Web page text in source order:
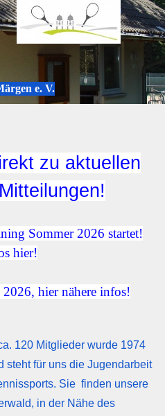
e. V.
zu aktuellen
Sommer 2026 startet!
hier!
hier nähere infos!
120 Mitglieder wurde 1974
für uns die Jugendarbeit
Sie finden unsere
in der Nähe des